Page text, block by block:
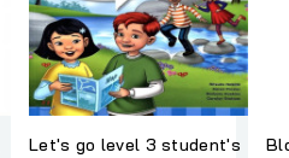
Let's go level 3 student's